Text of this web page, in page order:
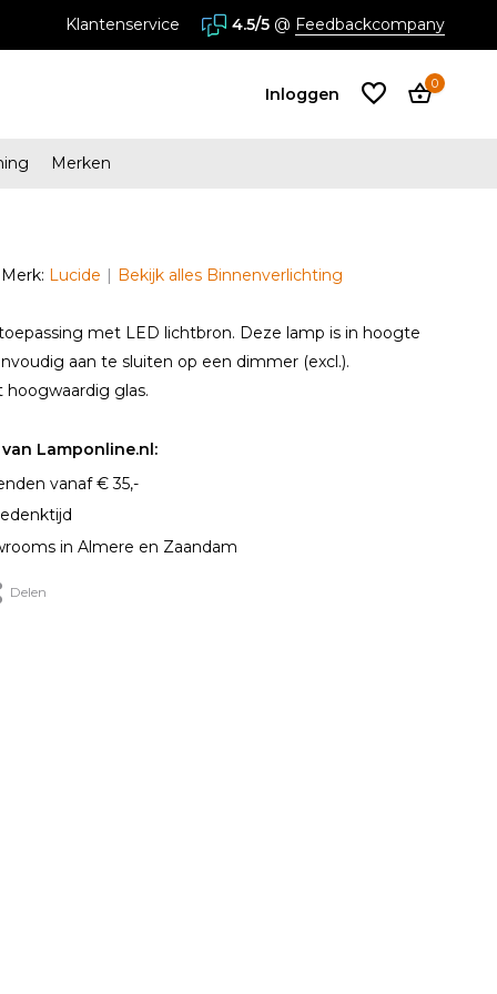
in Almere en Zaandam
Klantenservice 4.5/5 @ Feedbackcompany
Inloggen
Account
0
Merken
Merk: Lucide Bekijk alles Binnenverlichting
met LED lichtbron. Deze lamp is in hoogte
aan te sluiten op een dimmer (excl.).
hoogwaardig glas.
Lamponline.nl:
vanaf € 35,-
in Almere en Zaandam
Delen